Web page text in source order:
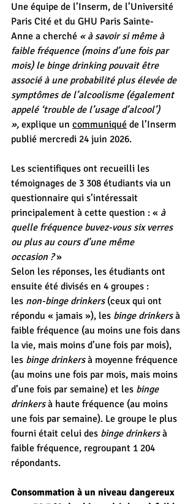
Une équipe de l’Inserm, de l’Université
Paris Cité et du GHU Paris Sainte-
Anne a cherché « à savoir si même à
faible fréquence (moins d’une fois par
mois) le binge drinking pouvait être
associé à une probabilité plus élevée de
symptômes de l’alcoolisme (également
appelé ‘trouble de l’usage d’alcool’)
», explique un communiqué de l’Inserm
publié mercredi 24 juin 2026.
Les scientifiques ont recueilli les
témoignages de 3 308 étudiants via un
questionnaire qui s’intéressait
principalement à cette question : « à
quelle fréquence buvez-vous six verres
ou plus au cours d’une même
occasion ? »
Selon les réponses, les étudiants ont
ensuite été divisés en 4 groupes :
les non-binge drinkers (ceux qui ont
répondu « jamais »), les binge drinkers à
faible fréquence (au moins une fois dans
la vie, mais moins d’une fois par mois),
les binge drinkers à moyenne fréquence
(au moins une fois par mois, mais moins
d’une fois par semaine) et les binge
drinkers à haute fréquence (au moins
une fois par semaine). Le groupe le plus
fourni était celui des binge drinkers à
faible fréquence, regroupant 1 204
répondants.
Consommation à un niveau dangereux